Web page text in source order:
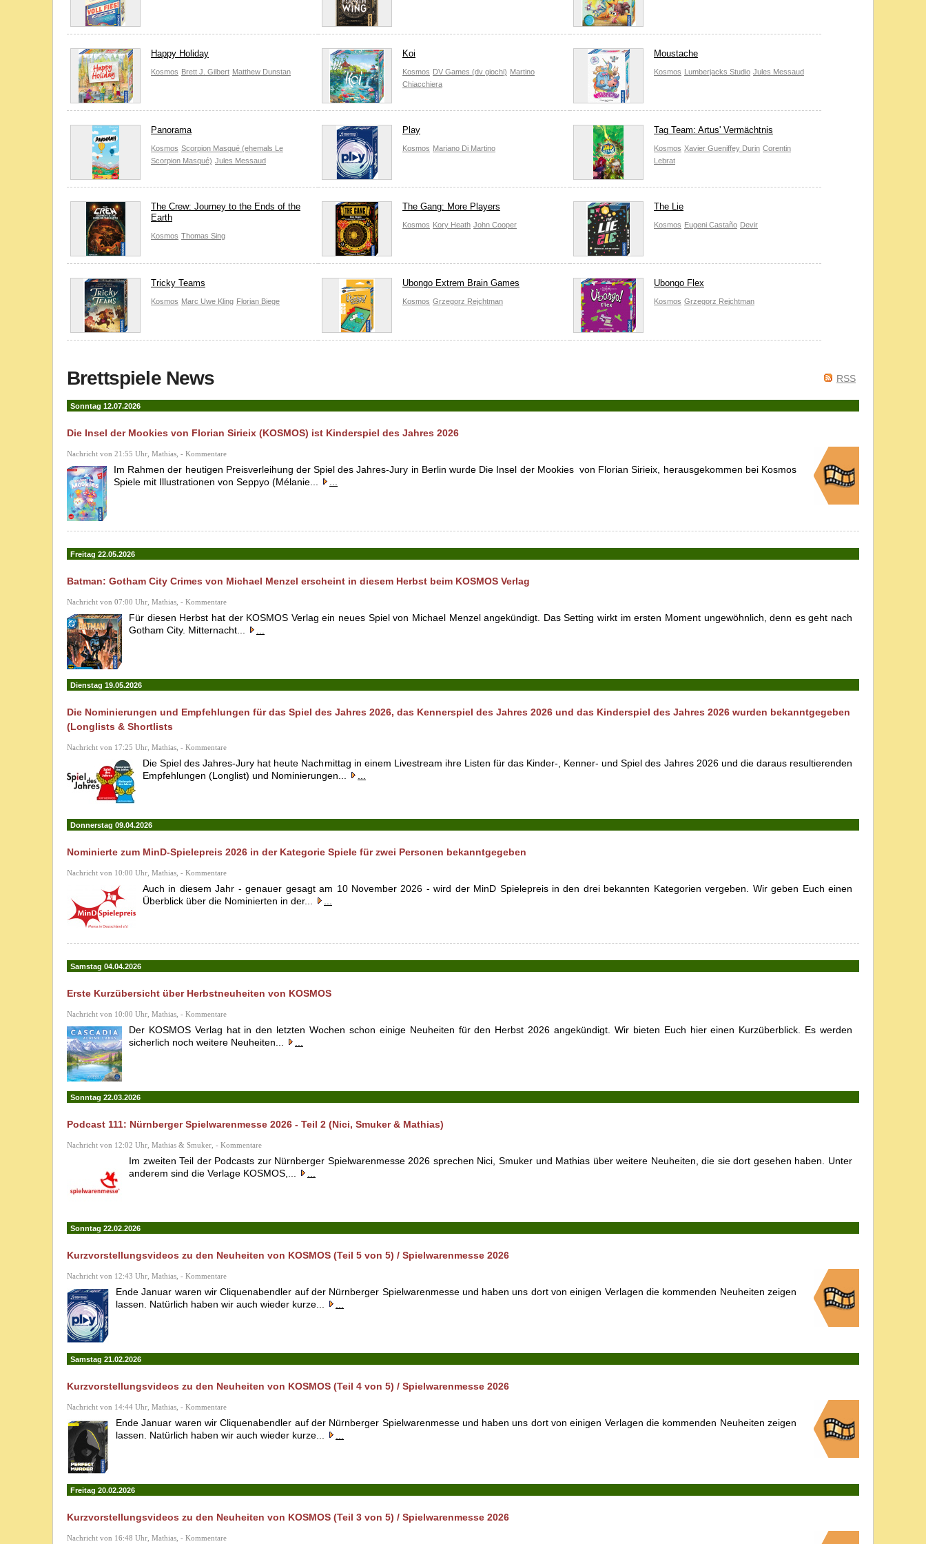
Happy Holiday
Kosmos Brett J. Gilbert Matthew Dunstan
Koi
Kosmos DV Games (dv giochi) Martino
Chiacchiera
Moustache
Kosmos Lumberjacks Studio Jules Messaud
Panorama
Kosmos Scorpion Masqué (ehemals Le
Scorpion Masqué) Jules Messaud
Play
Kosmos Mariano Di Martino
Tag Team: Artus' Vermächtnis
Kosmos Xavier Gueniffey Durin Corentin
Lebrat
The Crew: Journey to the Ends of the
Earth
Kosmos Thomas Sing
The Gang: More Players
Kosmos Kory Heath John Cooper
The Lie
Kosmos Eugeni Castaño Devir
Tricky Teams
Kosmos Marc Uwe Kling Florian Biege
Ubongo Extrem Brain Games
Kosmos Grzegorz Rejchtman
Ubongo Flex
Kosmos Grzegorz Rejchtman
RSS
Brettspiele News
Sonntag 12.07.2026
Die Insel der Mookies von Florian Sirieix (KOSMOS) ist Kinderspiel des Jahres 2026
Nachricht von 21:55 Uhr, Mathias, - Kommentare
Im Rahmen der heutigen Preisverleihung der Spiel des Jahres-Jury in Berlin wurde Die Insel der Mookies von Florian Sirieix, herausgekommen bei Kosmos
Spiele mit Illustrationen von Seppyo (Mélanie...
Freitag 22.05.2026
Batman: Gotham City Crimes von Michael Menzel erscheint in diesem Herbst beim KOSMOS Verlag
Nachricht von 07:00 Uhr, Mathias, - Kommentare
Für diesen Herbst hat der KOSMOS Verlag ein neues Spiel von Michael Menzel angekündigt. Das Setting wirkt im ersten Moment ungewöhnlich, denn es geht nach
Gotham City. Mitternacht...
Dienstag 19.05.2026
Die Nominierungen und Empfehlungen für das Spiel des Jahres 2026, das Kennerspiel des Jahres 2026 und das Kinderspiel des Jahres 2026 wurden bekanntgegeben
(Longlists & Shortlists
Nachricht von 17:25 Uhr, Mathias, - Kommentare
Die Spiel des Jahres-Jury hat heute Nachmittag in einem Livestream ihre Listen für das Kinder-, Kenner- und Spiel des Jahres 2026 und die daraus resultierenden
Empfehlungen (Longlist) und Nominierungen...
Donnerstag 09.04.2026
Nominierte zum MinD-Spielepreis 2026 in der Kategorie Spiele für zwei Personen bekanntgegeben
Nachricht von 10:00 Uhr, Mathias, - Kommentare
Auch in diesem Jahr - genauer gesagt am 10 November 2026 - wird der MinD Spielepreis in den drei bekannten Kategorien vergeben. Wir geben Euch einen
Überblick über die Nominierten in der...
Samstag 04.04.2026
Erste Kurzübersicht über Herbstneuheiten von KOSMOS
Nachricht von 10:00 Uhr, Mathias, - Kommentare
Der KOSMOS Verlag hat in den letzten Wochen schon einige Neuheiten für den Herbst 2026 angekündigt. Wir bieten Euch hier einen Kurzüberblick. Es werden
sicherlich noch weitere Neuheiten...
Sonntag 22.03.2026
Podcast 111: Nürnberger Spielwarenmesse 2026 - Teil 2 (Nici, Smuker & Mathias)
Nachricht von 12:02 Uhr, Mathias & Smuker, - Kommentare
Im zweiten Teil der Podcasts zur Nürnberger Spielwarenmesse 2026 sprechen Nici, Smuker und Mathias über weitere Neuheiten, die sie dort gesehen haben. Unter
anderem sind die Verlage KOSMOS,...
Sonntag 22.02.2026
Kurzvorstellungsvideos zu den Neuheiten von KOSMOS (Teil 5 von 5) / Spielwarenmesse 2026
Nachricht von 12:43 Uhr, Mathias, - Kommentare
Ende Januar waren wir Cliquenabendler auf der Nürnberger Spielwarenmesse und haben uns dort von einigen Verlagen die kommenden Neuheiten zeigen
lassen. Natürlich haben wir auch wieder kurze...
Samstag 21.02.2026
Kurzvorstellungsvideos zu den Neuheiten von KOSMOS (Teil 4 von 5) / Spielwarenmesse 2026
Nachricht von 14:44 Uhr, Mathias, - Kommentare
Ende Januar waren wir Cliquenabendler auf der Nürnberger Spielwarenmesse und haben uns dort von einigen Verlagen die kommenden Neuheiten zeigen
lassen. Natürlich haben wir auch wieder kurze...
Freitag 20.02.2026
Kurzvorstellungsvideos zu den Neuheiten von KOSMOS (Teil 3 von 5) / Spielwarenmesse 2026
Nachricht von 16:48 Uhr, Mathias, - Kommentare